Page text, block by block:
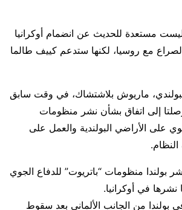
ليست مستعدة للحديث عن انضمام أوكرانيا
الصراع مع روسيا، لكنها ستدعم كييف طالما
ماريوش بلاشتشاك، في وقت سابق
إلى اتفاق بشأن نشر منظومات
على الأراضي البولندية والعمل على
النظام.
بولندا منظومات “باتريوت” للدفاع الجوي
في أوكرانيا.
بولندا من الجانب الألماني بعد سقوط